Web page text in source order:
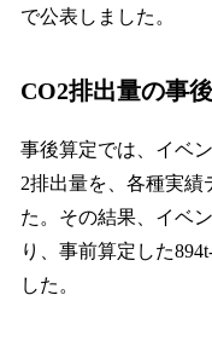
で公表しました。
CO2排出量の事
事後算定では、イベ
2排出量を、各種実績
た。その結果、イベ
り、事前算定した
した。